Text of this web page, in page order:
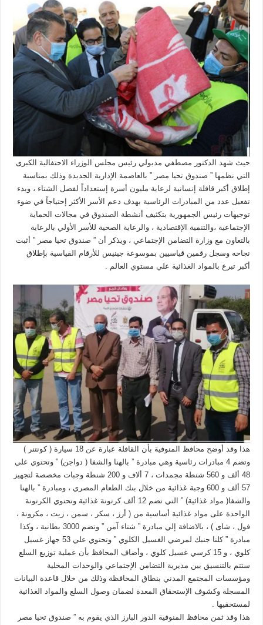
حيث شهد الدكتور مصطفي مدبولي رئيس مجلس الوزراء الاحتفالية الكبرى
التي نظمها ” صندوق تحيا مصر ” بالعاصمة الإدارية الجديدة وذلك بمناسبة
إطلاق أكبر قافلة إنسانية لرعاية مليون أسرة إستعداداً لفصل الشتاء ، وبدء
تفعيل عدد من المبادرات الرئاسية بهدف دعم الأسر الأكثر إحتياجاً في ضوء
توجيهات رئيس الجمهورية بتكثيف أنشطة الصندوق في مجالات الحماية
الإجتماعية ،والتنمية الإقتصادية ، والرعاية الصحية للأسر الأولي بالرعاية
بالتعاون مع وزارة التضامن الإجتماعي ، ويذكر أن ” صندوق تحيا مصر ” أثبت
نجاحه وسجل رقمين قياسيين بموسوعة جينيس للأرقام القياسية بإطلاق
أكبر تبرع بالمواد الغذائية علي مستوي العالم .
هذا وقد أوضح محافظ المنوفية بأن القافلة عبارة عن 18 سيارة ( كونتنر )
وتضم 4 مبادرات رئاسية وهي مبادرة ” بالهنا والشفا ( دواجن) ” وتحتوي علي
48 ألف و 560 شنطة مجمدات ، 7 ألاف و 200 شنطة وجبات مخصصة لتجهيز
57 ألف و 600 وجبة غذائية من خلال بنك الطعام المصري ، ومبادرة ” بالهنا
والشفا( مواد غذائية) ” التي تضم 12 ألف كرتونة غذائية وتحتوي الكرتونة
الواحدة على مواد غذائية أساسية من ( أرز ، سكر ، سمن ، زيت ، مكرونة ،
فول ، شاى ) ، بالاضافة إلي مبادرة ” شتاء آمن ” وتضم 3000 بطانية ، وكذا
مبادرة ” كلنا جنبك لمرضي الغسيل الكلوي ” وتحتوي علي 53 جهاز غسيل
كلوي ، و 15 كرسي غسيل كلوي ، وأضاف المحافظ بأن عملية توزيع السلع
ستتم بالتنسيق بين مديرية التضامن الإجتماعي والوحدات المحلية
ومؤسسات المجتمع المدني بنطاق المحافظة وذلك من خلال قاعدة البيانات
المسجلة وكشوف الإستحقاق المعدة لضمان وصول السلع والمواد الغذائية
لمستحقيها .
هذا وقد ثمن محافظ المنوفية الدور البارز الذي يقوم به ” صندوق تحيا مصر